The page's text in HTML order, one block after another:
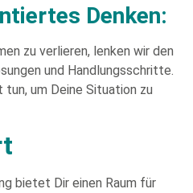
Denken:
zu verlieren, lenken wir den
und Handlungsschritte.
um Deine Situation zu
bietet Dir einen Raum für